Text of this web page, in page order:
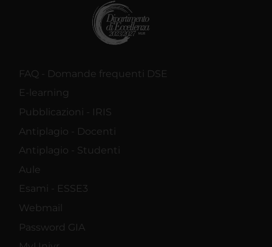
FAQ - Domande frequenti DSE
E-learning
Pubblicazioni - IRIS
Antiplagio - Docenti
Antiplagio - Studenti
Aule
Esami - ESSE3
Webmail
Password GIA